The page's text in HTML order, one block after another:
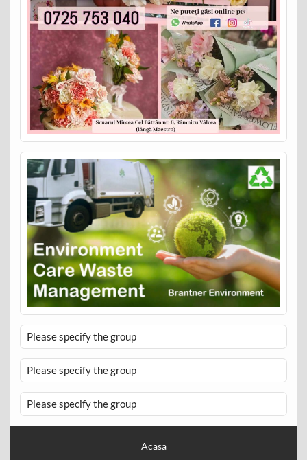
Please specify the group
Please specify the group
Please specify the group
Acasa